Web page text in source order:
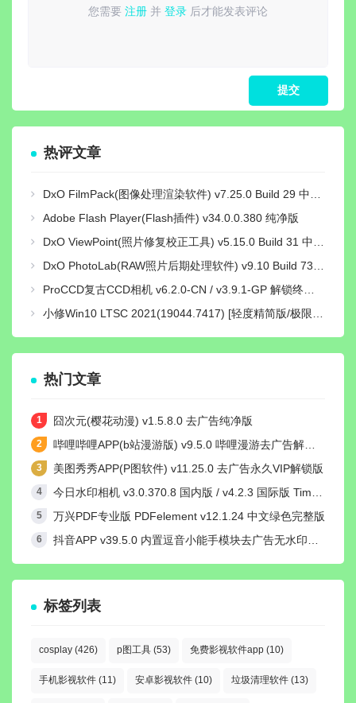
您需要 注册 并 登录 后才能发表评论
请登录或 注册后再发表评论！
热评文章
DxO FilmPack(图像处理渲染软件) v7.25.0 Build 29 中文绿色激活版
Adobe Flash Player(Flash插件) v34.0.0.380 纯净版
DxO ViewPoint(照片修复校正工具) v5.15.0 Build 31 中文绿色便携版
DxO PhotoLab(RAW照片后期处理软件) v9.10 Build 736 中文激活版
ProCCD复古CCD相机 v6.2.0-CN / v3.9.1-GP 解锁终身pro会员版
小修Win10 LTSC 2021(19044.7417) [轻度精简版/极限精简版]
热门文章
囧次元(樱花动漫) v1.5.8.0 去广告纯净版
哔哩哔哩APP(b站漫游版) v9.5.0 哔哩漫游去广告解除版权受限
美图秀秀APP(P图软件) v11.25.0 去广告永久VIP解锁版
今日水印相机 v3.0.370.8 国内版 / v4.2.3 国际版 Timemark高级VIP会员解锁版
万兴PDF专业版 PDFelement v12.1.24 中文绿色完整版
抖音APP v39.5.0 内置逗音小能手模块去广告无水印纯净版
标签列表
cosplay (426) p图工具 (53) 免费影视软件app (10)
手机影视软件 (11) 安卓影视软件 (10) 垃圾清理软件 (13)